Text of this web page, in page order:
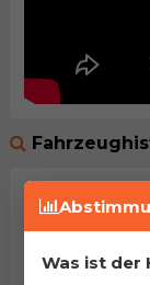
Was ist der